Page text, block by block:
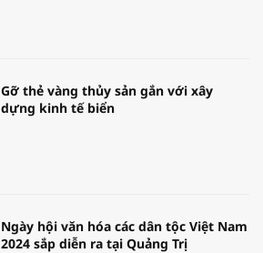
Gỡ thẻ vàng thủy sản gắn với xây
dựng kinh tế biển
Ngày hội văn hóa các dân tộc Việt Nam
2024 sắp diễn ra tại Quảng Trị